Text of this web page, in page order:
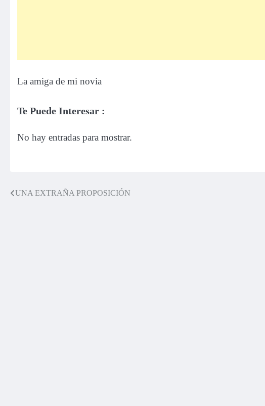
La amiga de mi novia
Te Puede Interesar :
No hay entradas para mostrar.
Navegación
UNA EXTRAÑA PROPOSICIÓN